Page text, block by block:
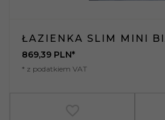
ŁAZIENKA SLIM MINI
869,39 PLN*
* z podatkiem VAT